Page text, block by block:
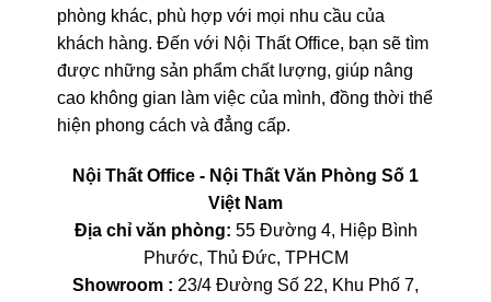
phòng khác, phù hợp với mọi nhu cầu của
khách hàng. Đến với Nội Thất Office, bạn sẽ tìm
được những sản phẩm chất lượng, giúp nâng
cao không gian làm việc của mình, đồng thời thể
hiện phong cách và đẳng cấp.
Nội Thất Office - Nội Thất Văn Phòng Số 1
Việt Nam
Địa chỉ văn phòng: 55 Đường 4, Hiệp Bình
Phước, Thủ Đức, TPHCM
Showroom : 23/4 Đường Số 22, Khu Phố 7,